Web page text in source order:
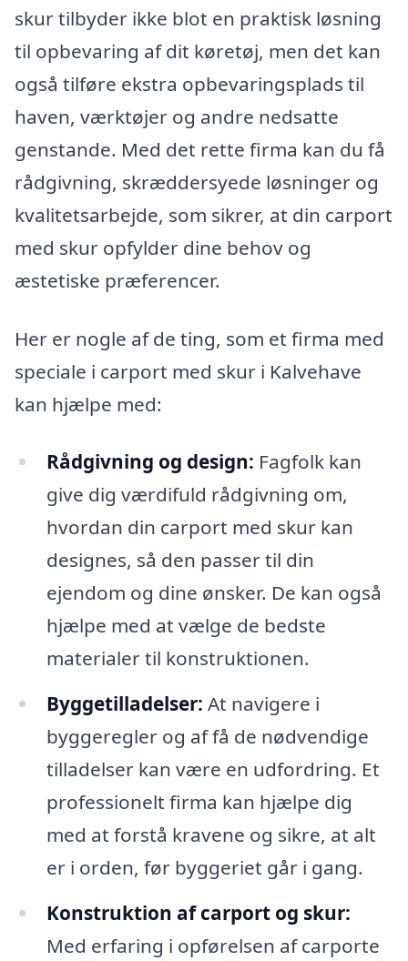
skur tilbyder ikke blot en praktisk løsning
til opbevaring af dit køretøj, men det kan
også tilføre ekstra opbevaringsplads til
haven, værktøjer og andre nedsatte
genstande. Med det rette firma kan du få
rådgivning, skræddersyede løsninger og
kvalitetsarbejde, som sikrer, at din carport
med skur opfylder dine behov og
æstetiske præferencer.
Her er nogle af de ting, som et firma med
speciale i carport med skur i Kalvehave
kan hjælpe med:
Rådgivning og design: Fagfolk kan
give dig værdifuld rådgivning om,
hvordan din carport med skur kan
designes, så den passer til din
ejendom og dine ønsker. De kan også
hjælpe med at vælge de bedste
materialer til konstruktionen.
Byggetilladelser: At navigere i
byggeregler og af få de nødvendige
tilladelser kan være en udfordring. Et
professionelt firma kan hjælpe dig
med at forstå kravene og sikre, at alt
er i orden, før byggeriet går i gang.
Konstruktion af carport og skur:
Med erfaring i opførelsen af carporte